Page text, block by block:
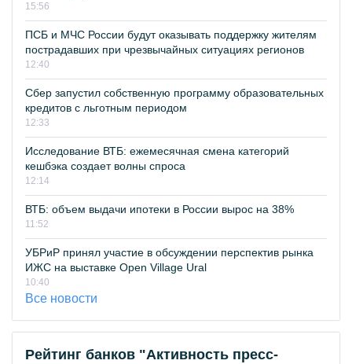
15:56
ПСБ и МЧС России будут оказывать поддержку жителям
пострадавших при чрезвычайных ситуациях регионов
12:40
Сбер запустил собственную программу образовательных
кредитов с льготным периодом
12:33
Исследование ВТБ: ежемесячная смена категорий
кешбэка создает волны спроса
12:14
ВТБ: объем выдачи ипотеки в России вырос на 38%
11:52
УБРиР принял участие в обсуждении перспектив рынка
ИЖС на выставке Open Village Ural
10:40
Все новости
Рейтинг банков "Активность пресс-